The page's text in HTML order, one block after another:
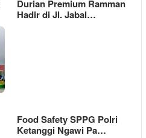
Durian Premium Ramman
Hadir di Jl. Jabal…
Food Safety SPPG Polri
Ketanggi Ngawi Pa…